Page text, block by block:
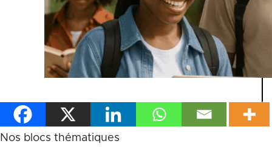
Nos blocs thématiques